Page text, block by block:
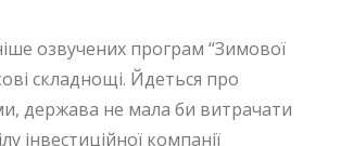
озвучених програм “Зимової
складнощі. Йдеться про
держава не мала би витрачати
інвестиційної компанії